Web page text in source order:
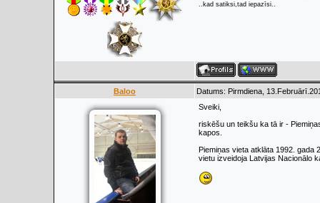
..kad satiksi,tad iepazīsi..
Baloo Datums: Pirmdiena,
Sveiki,
riskēšu un teikšu ka tā ir -
kapos.
Piemiņas vieta atklāta 1992. gada
vietu izveidoja Latvijas Nacionālo